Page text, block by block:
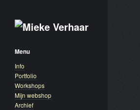
Menu
Info
Portfolio
Workshops
Mijn webshop
Archief